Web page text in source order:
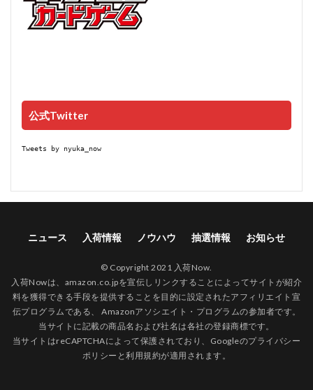
公式Twitter
Tweets by nyuka_now
ニュース 入荷情報 ノウハウ 抽選情報 お知らせ
© Copyright 2021 入荷Now.
入荷Nowは、amazon.co.jpを宣伝しリンクすることによってサイトが紹介
料を獲得できる手段を提供することを目的に設定されたアフィリエイト宣
伝プログラムである、 Amazonアソシエイト・プログラムの参加者です。
当サイトに記載の商品名および社名は各社の登録商標です。
当サイトはreCAPTCHAによって保護されており、Googleのプライバシー
ポリシー と利用規約が適用されます。